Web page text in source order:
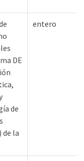
DE
de
de la
entero